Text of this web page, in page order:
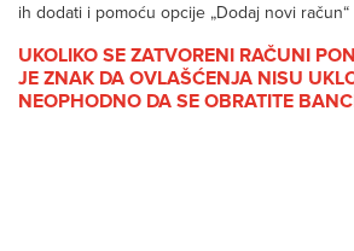
ih dodati i pomoću opcije „Dodaj novi
UKOLIKO SE ZATVORENI RAČUNI
JE ZNAK DA OVLAŠĆENJA NISU
NEOPHODNO DA SE OBRATITE